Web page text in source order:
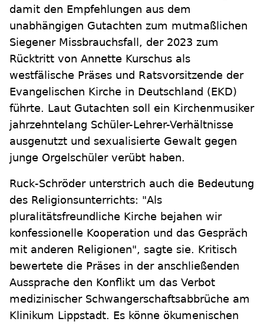
damit den Empfehlungen aus dem
unabhängigen Gutachten zum mutmaßlichen
Siegener Missbrauchsfall, der 2023 zum
Rücktritt von Annette Kurschus als
westfälische Präses und Ratsvorsitzende der
Evangelischen Kirche in Deutschland (EKD)
führte. Laut Gutachten soll ein Kirchenmusiker
jahrzehntelang Schüler-Lehrer-Verhältnisse
ausgenutzt und sexualisierte Gewalt gegen
junge Orgelschüler verübt haben.
Ruck-Schröder unterstrich auch die Bedeutung
des Religionsunterrichts: "Als
pluralitätsfreundliche Kirche bejahen wir
konfessionelle Kooperation und das Gespräch
mit anderen Religionen", sagte sie. Kritisch
bewertete die Präses in der anschließenden
Aussprache den Konflikt um das Verbot
medizinischer Schwangerschaftsabbrüche am
Klinikum Lippstadt. Es könne ökumenischen